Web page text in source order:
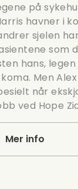
på
havner i
sjelen
som
hans, legen
Men
når
ved Hope
Mer info